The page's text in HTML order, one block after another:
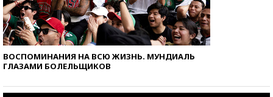
ВОСПОМИНАНИЯ НА ВСЮ ЖИЗНЬ. МУНДИАЛЬ
ГЛАЗАМИ БОЛЕЛЬЩИКОВ